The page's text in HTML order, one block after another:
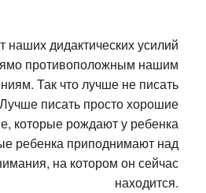
наших дидактических усилий
противоположным нашим
Так что лучше не писать
писать просто хорошие
которые рождают у ребенка
ребенка приподнимают над
на котором он сейчас
находится.